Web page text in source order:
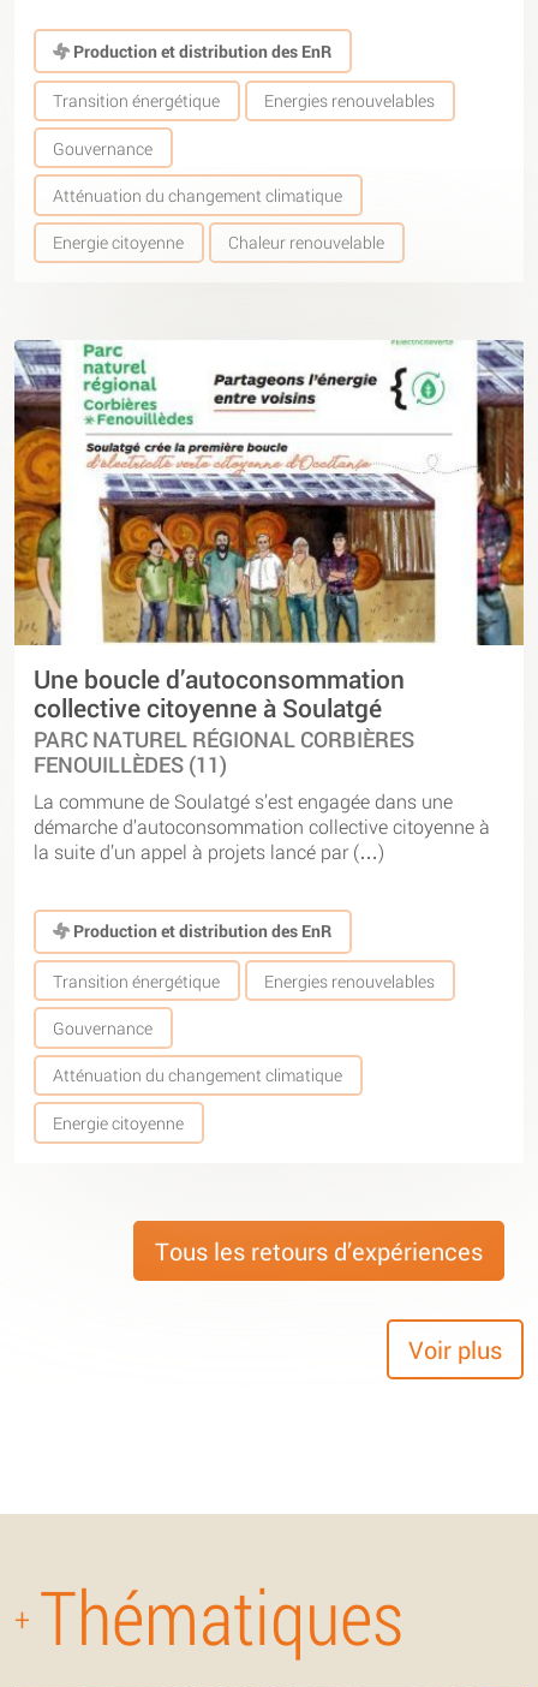
Production et distribution des EnR
Transition énergétique Energies renouvelables
Gouvernance
Atténuation du changement climatique
Energie citoyenne Chaleur renouvelable
Une boucle d’autoconsommation
collective citoyenne à Soulatgé
PARC NATUREL RÉGIONAL CORBIÈRES
FENOUILLÈDES (11)
La commune de Soulatgé s’est engagée dans une
démarche d’autoconsommation collective citoyenne à
la suite d’un appel à projets lancé par (…)
Production et distribution des EnR
Transition énergétique Energies renouvelables
Gouvernance
Atténuation du changement climatique
Energie citoyenne
Tous les retours d’expériences
Voir plus
+ Thématiques